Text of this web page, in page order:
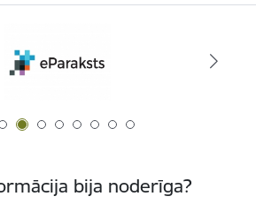
bija noderīga?